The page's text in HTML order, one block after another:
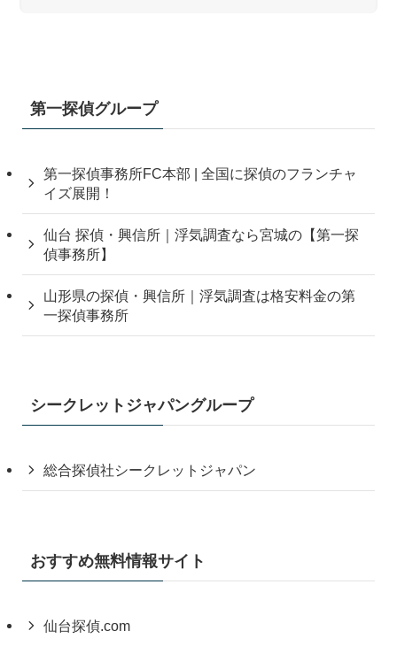
第一探偵グループ
第一探偵事務所FC本部 | 全国に探偵のフランチャ
イズ展開！
仙台 探偵・興信所｜浮気調査なら宮城の【第一探
偵事務所】
山形県の探偵・興信所｜浮気調査は格安料金の第
一探偵事務所
シークレットジャパングループ
総合探偵社シークレットジャパン
おすすめ無料情報サイト
仙台探偵.com